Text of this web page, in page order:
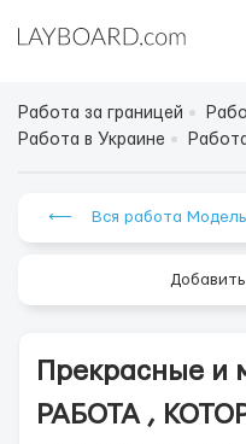
Работа за границей
Работа в Украине
⟵ Вся работа
Прекрасные и
РАБОТА ,